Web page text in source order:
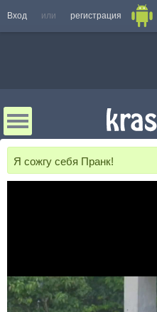
Вход или регистрация
Я сожгу себя Пранк!